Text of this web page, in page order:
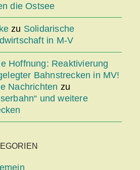
die Ostsee
zu Solidarische
in M-V
Hoffnung: Reaktivierung
Bahnstrecken in MV!
Nachrichten zu
und weitere